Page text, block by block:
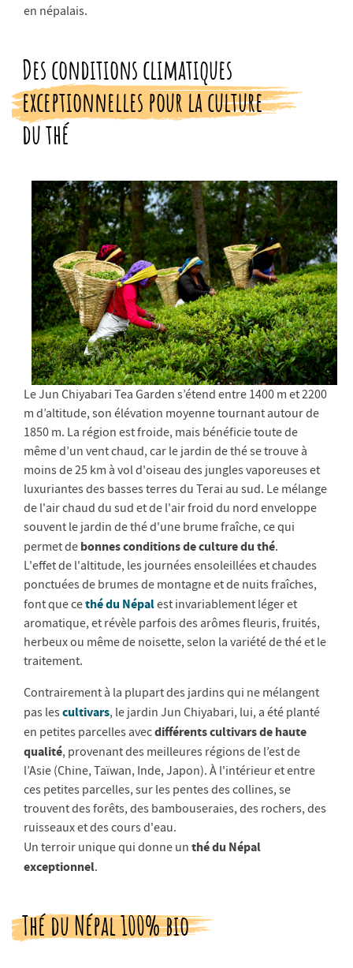
en népalais.
Des conditions climatiques
exceptionnelles pour la culture
du thé
Le Jun Chiyabari Tea Garden s’étend entre 1400 m et 2200
m d’altitude, son élévation moyenne tournant autour de
1850 m. La région est froide, mais bénéficie toute de
même d’un vent chaud, car le jardin de thé se trouve à
moins de 25 km à vol d'oiseau des jungles vaporeuses et
luxuriantes des basses terres du Terai au sud. Le mélange
de l'air chaud du sud et de l'air froid du nord enveloppe
souvent le jardin de thé d'une brume fraîche, ce qui
permet de bonnes conditions de culture du thé.
L'effet de l'altitude, les journées ensoleillées et chaudes
ponctuées de brumes de montagne et de nuits fraîches,
font que cethé du Népalest invariablement léger et
aromatique, et révèle parfois des arômes fleuris, fruités,
herbeux ou même de noisette, selon la variété de thé et le
traitement.
Contrairement à la plupart des jardins qui ne mélangent
pas lescultivars, le jardin Jun Chiyabari, lui, a été planté
en petites parcelles avecdifférents cultivars de haute
qualité, provenant des meilleures régions de l’est de
l’Asie (Chine, Taïwan, Inde, Japon). À l'intérieur et entre
ces petites parcelles, sur les pentes des collines, se
trouvent des forêts, des bambouseraies, des rochers, des
ruisseaux et des cours d'eau.
Un terroir unique qui donne un thé du Népal
exceptionnel.
Thé du Népal 100% bio